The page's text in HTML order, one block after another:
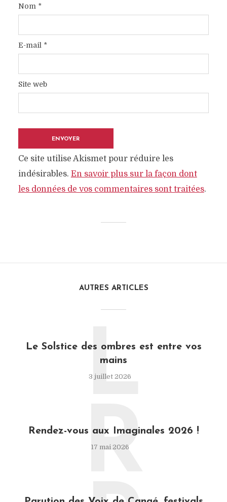
Nom *
E-mail *
Site web
Ce site utilise Akismet pour réduire les
indésirables. En savoir plus sur la façon dont
les données de vos commentaires sont traitées.
AUTRES ARTICLES
Le Solstice des ombres est entre vos
mains
3 juillet 2026
L
Rendez-vous aux Imaginales 2026 !
17 mai 2026
R